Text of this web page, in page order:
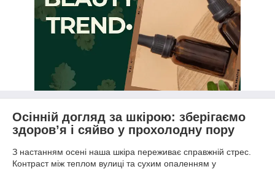
Осінній догляд за шкірою: зберігаємо
здоров’я і сяйво у прохолодну пору
З настанням осені наша шкіра переживає справжній стрес.
Контраст між теплом вулиці та сухим опаленням у